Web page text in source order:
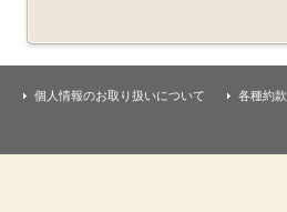
個人情報のお取り扱いについて 各種約款